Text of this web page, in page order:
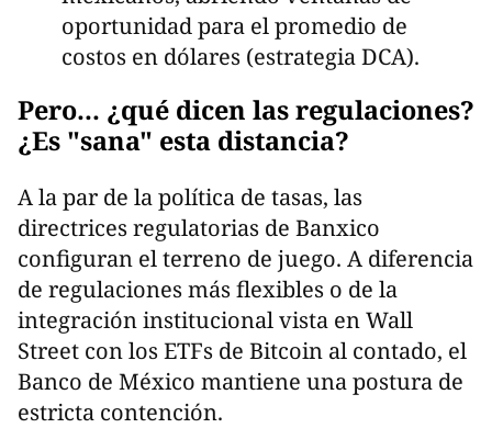
oportunidad para el promedio de
costos en dólares (estrategia DCA).
Pero... ¿qué dicen las regulaciones?
¿Es "sana" esta distancia?
A la par de la política de tasas, las
directrices regulatorias de Banxico
configuran el terreno de juego. A diferencia
de regulaciones más flexibles o de la
integración institucional vista en Wall
Street con los ETFs de Bitcoin al contado, el
Banco de México mantiene una postura de
estricta contención.